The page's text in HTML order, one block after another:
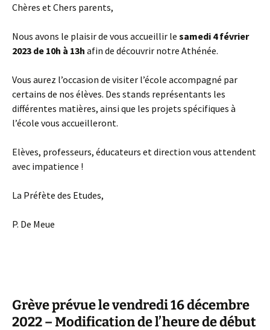
Chères et Chers parents,
Nous avons le plaisir de vous accueillir le samedi 4 février
2023 de 10h à 13h afin de découvrir notre Athénée.
Vous aurez l’occasion de visiter l’école accompagné par
certains de nos élèves. Des stands représentants les
différentes matières, ainsi que les projets spécifiques à
l’école vous accueilleront.
Elèves, professeurs, éducateurs et direction vous attendent
avec impatience !
La Préfète des Etudes,
P. De Meue
Grève prévue le vendredi 16 décembre
2022 – Modification de l’heure de début